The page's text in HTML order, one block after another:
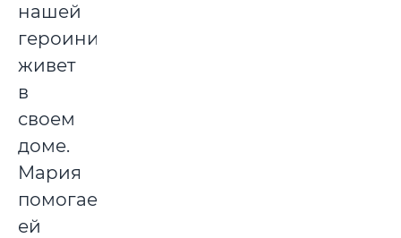
нашей
героини
живет
в
своем
доме.
Мария
помогает
ей